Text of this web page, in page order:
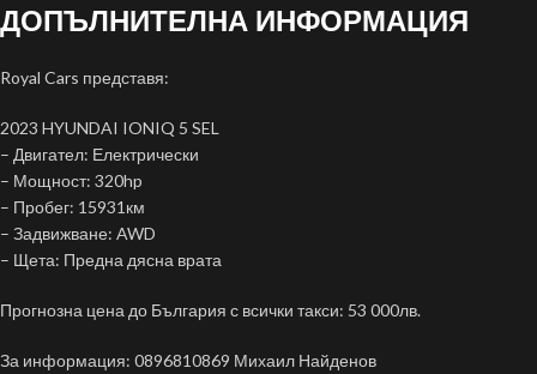
ДОПЪЛНИТЕЛНА ИНФОРМАЦИЯ
Royal Cars представя:
2023 HYUNDAI IONIQ 5 SEL
– Двигател: Електрически
– Мощност: 320hp
– Пробег: 15931км
– Задвижване: AWD
– Щета: Предна дясна врата
Прогнозна цена до България с всички такси: 53 000лв.
За информация: 0896810869 Михаил Найденов